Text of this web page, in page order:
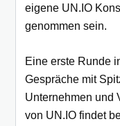
eigene UN.IO
genommen sein.
Eine erste Runde
Gespräche mit
Unternehmen und
von UN.IO findet